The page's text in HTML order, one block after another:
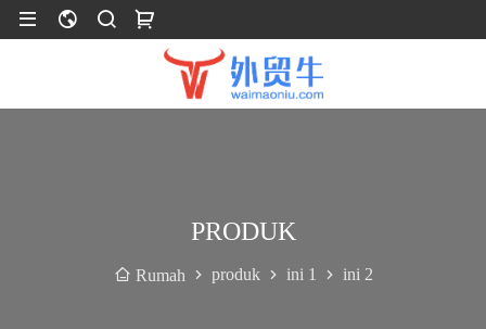
PRODUK
Rumah produk ini 1 ini 2